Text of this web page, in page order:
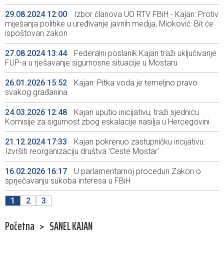
29.08.2024 12:00
Izbor članova UO RTV FBiH - Kajan: Protiv
miješanja politike u uređivanje javnih medija, Mioković: Bit će
ispoštovan zakon
27.08.2024 13:44
Federalni poslanik Kajan traži uključivanje
FUP-a u rješavanje sigurnosne situacije u Mostaru
26.01.2026 15:52
Kajan: Pitka voda je temeljno pravo
svakog građanina
24.03.2026 12:48
Kajan uputio inicijativu, traži sjednicu
Komisije za sigurnost zbog eskalacije nasilja u Hercegovini
21.12.2024 17:33
Kajan pokrenuo zastupničku incijativu:
Izvršiti reorganizaciju društva 'Ceste Mostar'
16.02.2026 16:17
U parlamentarnoj proceduri Zakon o
sprječavanju sukoba interesa u FBiH
1 2 3
Početna > SANEL KAJAN